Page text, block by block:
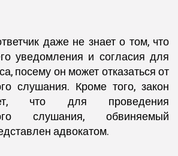
даже не знает о том, что
уведомления и согласия для
посему он может отказаться от
слушания. Кроме того, закон
что для проведения
слушания, обвиняемый
адвокатом.